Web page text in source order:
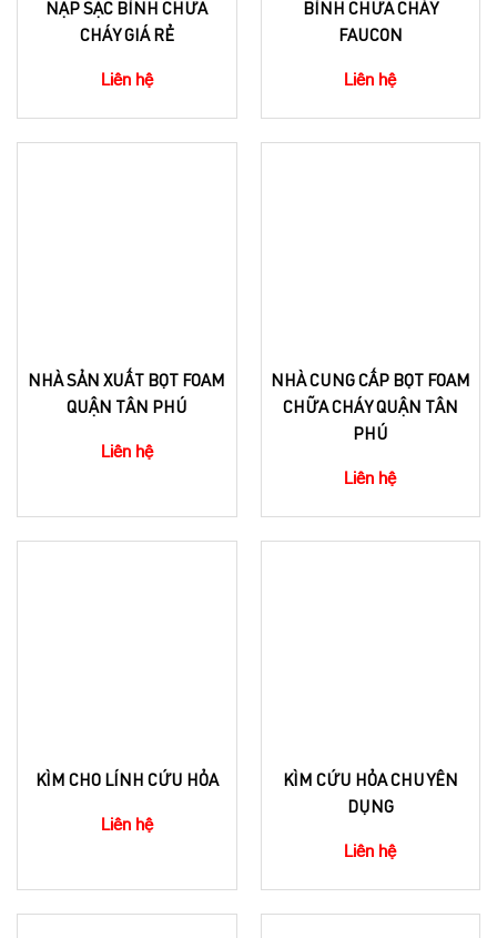
NẠP SẠC BÌNH CHỮA
CHÁY GIÁ RẺ
Liên hệ
BÌNH CHỮA CHÁY
FAUCON
Liên hệ
NHÀ SẢN XUẤT BỌT FOAM
QUẬN TÂN PHÚ
Liên hệ
NHÀ CUNG CẤP BỌT FOAM
CHỮA CHÁY QUẬN TÂN
PHÚ
Liên hệ
KÌM CHO LÍNH CỨU HỎA
Liên hệ
KÌM CỨU HỎA CHUYÊN
DỤNG
Liên hệ